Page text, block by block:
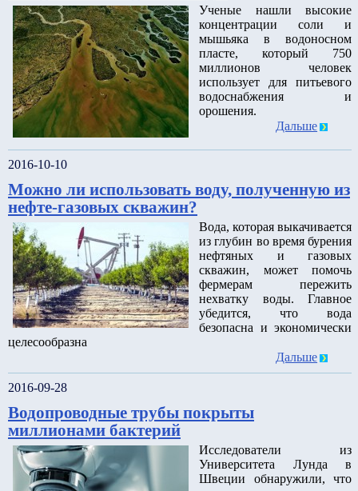
Ученые нашли высокие
концентрации соли и
мышьяка в водоносном
пласте, который 750
миллионов человек
использует для питьевого
водоснабжения и
орошения.
Дальше
2016-10-10
Можно ли использовать воду, полученную из
нефте-газовых скважин?
Вода, которая выкачивается
из глубин во время бурения
нефтяных и газовых
скважин, может помочь
фермерам пережить
нехватку воды. Главное
убедится, что вода
безопасна и экономически
целесообразна
Дальше
2016-09-28
Водопроводные трубы покрыты
миллионами бактерий
Исследователи из
Университета Лунда в
Швеции обнаружили, что